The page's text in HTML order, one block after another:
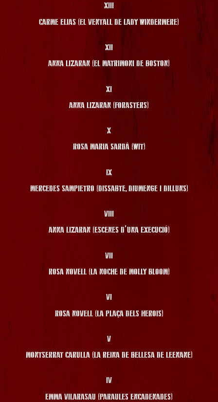
XIII
CARME ELIAS (EL VENTALL DE LADY WINDERMERE)
XII
ANNA LIZARAN (EL MATRIMONI DE BOSTON)
XI
ANNA LIZARAN (FORASTERS)
X
ROSA MARIA SARDÀ (WIT)
IX
MERCEDES SAMPIETRO (DISSABTE, DIUMENGE I DILLUNS)
VIII
ANNA LIZARAN (ESCENES D’UNA EXECUCIÓ)
VII
ROSA NOVELL (LA NOCHE DE MOLLY BLOOM)
VI
ROSA NOVELL (LA PLAÇA DELS HEROIS)
V
MONTSERRAT CARULLA (LA REINA DE BELLESA DE LEENANE)
IV
EMMA VILARASAU (PARAULES ENCADENADES)